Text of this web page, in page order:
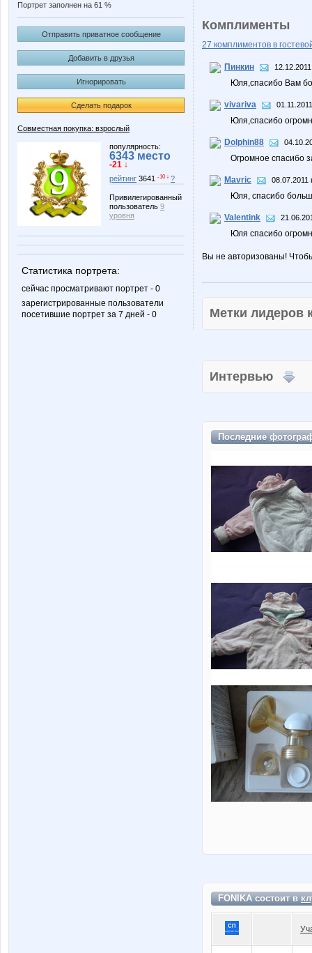
Портрет заполнен на 61 %
Отправить приватное сообщение
Добавить в друзья
Игнорировать
Сделать подарок
Совместная покупка: взрослый
популярность:
6343 место
-21 ↓
рейтинг 3641 -10 ↓ ?
Привилегированный
пользователь 9
уровня
Статистика портрета:
сейчас просматривают портрет - 0
зарегистрированные пользователи
посетившие портрет за 7 дней - 0
Комплименты
27 комплиментов в
Пинкин
Юля,спасибо Вам
vivariva
Юля,спасибо
Dolphin88
Огромное спасибо
Mavric 08.07.2011
Юля, спасибо
Valentink
Юля спасибо
Вы не авторизованы!
Метки
Интервью
Последние
FONIKA состоит в